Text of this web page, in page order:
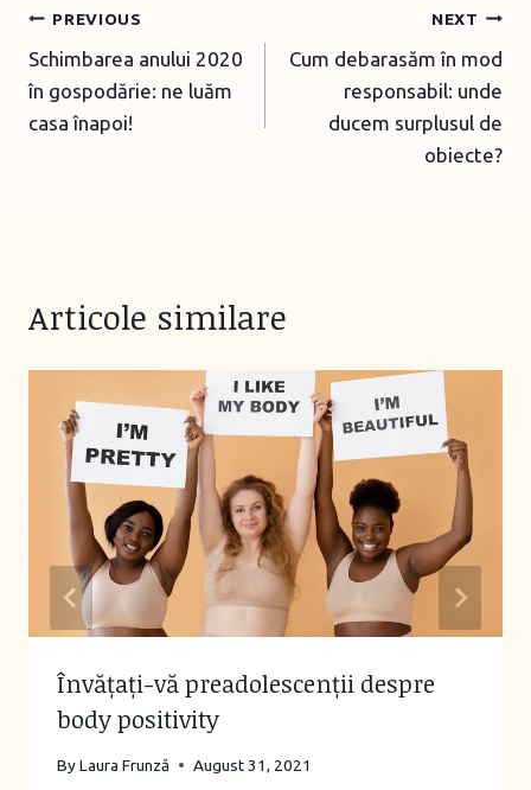
n
g
…
Post
navigation
PREVIOUS
Schimbarea anului 2020
în gospodărie: ne luăm
casa înapoi!
NEXT
Cum debarasăm în mod
responsabil: unde
ducem surplusul de
obiecte?
Articole similare
Învățați-vă preadolescenții despre
body positivity
ByLaura Frunză August 31, 2021